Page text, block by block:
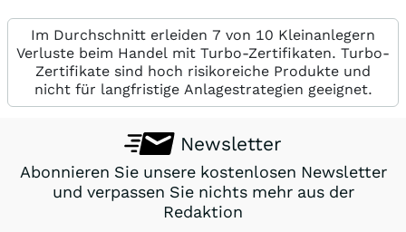
Im Durchschnitt erleiden 7 von 10 Kleinanlegern
Verluste beim Handel mit Turbo-Zertifikaten. Turbo-
Zertifikate sind hoch risikoreiche Produkte und
nicht für langfristige Anlagestrategien geeignet.
Newsletter
Abonnieren Sie unsere kostenlosen Newsletter
und verpassen Sie nichts mehr aus der
Redaktion